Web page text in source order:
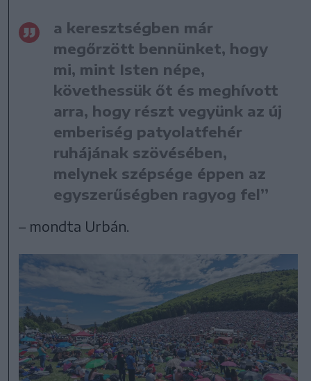
a keresztségben már
megőrzött bennünket, hogy
mi, mint Isten népe,
követhessük őt és meghívott
arra, hogy részt vegyünk az új
emberiség patyolatfehér
ruhájának szövésében,
melynek szépsége éppen az
egyszerűségben ragyog fel”
– mondta Urbán.